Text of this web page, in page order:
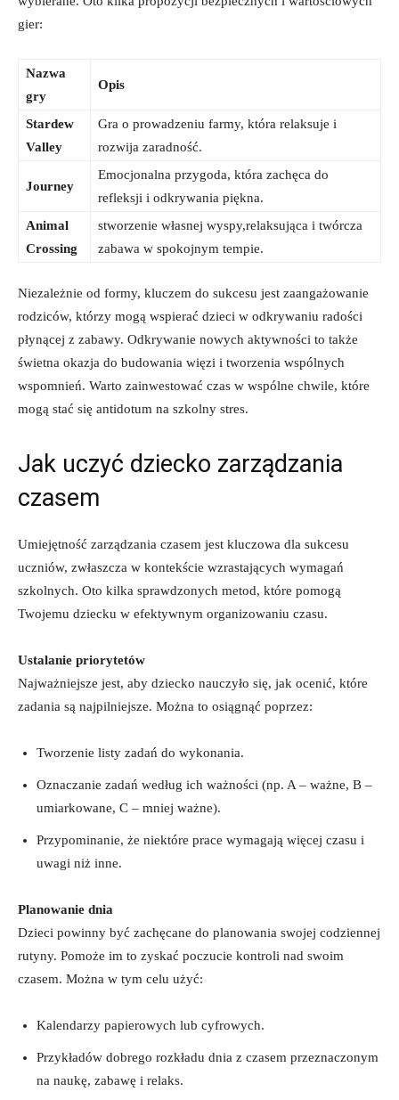
gier:
Nazwa
gry
Opis
Stardew
Valley
Gra o prowadzeniu ​farmy, która relaksuje‍ i
rozwija zaradność.
Journey
Emocjonalna przygoda, ​która zachęca do
refleksji i odkrywania​ piękna.
Animal
Crossing
stworzenie własnej wyspy,relaksująca i twórcza
zabawa ​w spokojnym ‌tempie.
Niezależnie od formy, kluczem do sukcesu jest zaangażowanie
rodziców, którzy mogą wspierać dzieci ⁣w ⁤odkrywaniu radości
płynącej z ‍zabawy. Odkrywanie nowych‌ aktywności to ⁣także⁤
świetna okazja ⁤do⁤ budowania więzi ‍i tworzenia wspólnych
wspomnień. Warto zainwestować czas w wspólne chwile, które
mogą stać się antidotum na szkolny stres.
Jak uczyć dziecko zarządzania
czasem
Umiejętność zarządzania czasem jest kluczowa dla sukcesu
uczniów, zwłaszcza w kontekście wzrastających wymagań
szkolnych. Oto kilka sprawdzonych metod, które pomogą​
Twojemu dziecku w efektywnym organizowaniu czasu.
Ustalanie priorytetów
Najważniejsze jest, aby dziecko nauczyło się, jak ocenić, które
zadania są najpilniejsze. Można to osiągnąć poprzez:
Tworzenie listy zadań do ⁤wykonania.
Oznaczanie ‌zadań według ich ważności (np. A – ⁣ważne, B –
umiarkowane, C – mniej ważne).
Przypominanie, ⁣że⁢ niektóre prace wymagają więcej czasu i
uwagi niż inne.
Planowanie dnia
Dzieci powinny być ⁣zachęcane do planowania swojej codziennej
rutyny. Pomoże im to zyskać poczucie kontroli nad⁤ swoim
czasem. Można w tym⁣ celu użyć:
Kalendarzy⁤ papierowych lub cyfrowych.
Przykładów dobrego rozkładu dnia z czasem przeznaczonym
na naukę,⁤ zabawę i relaks.